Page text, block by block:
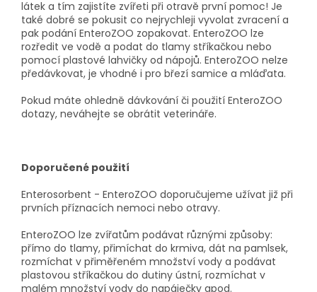
látek a tím zajistíte zvířeti při otravě první pomoc! Je
také dobré se pokusit co nejrychleji vyvolat zvracení a
pak podání EnteroZOO zopakovat. EnteroZOO lze
rozředit ve vodě a podat do tlamy stříkačkou nebo
pomocí plastové lahvičky od nápojů. EnteroZOO nelze
předávkovat, je vhodné i pro březí samice a mláďata.
Pokud máte ohledně dávkování či použití EnteroZOO
dotazy, neváhejte se obrátit veterináře.
Doporučené použití
Enterosorbent - EnteroZOO doporučujeme užívat již při
prvních příznacích nemoci nebo otravy.
EnteroZOO lze zvířatům podávat různými způsoby:
přímo do tlamy, přimíchat do krmiva, dát na pamlsek,
rozmíchat v přiměřeném množství vody a podávat
plastovou stříkačkou do dutiny ústní, rozmíchat v
malém množství vody do napáječky apod.